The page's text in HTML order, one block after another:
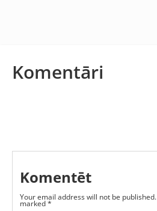
Komentāri
Komentēt
Your email address will not be published.
marked*